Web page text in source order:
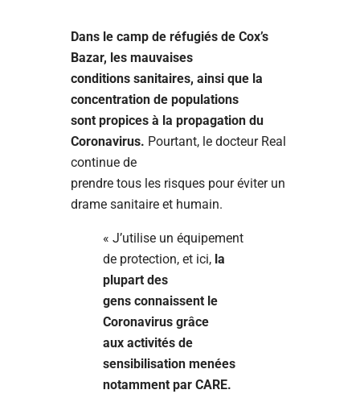
Dans le camp de réfugiés de Cox’s
Bazar, les mauvaises
conditions sanitaires, ainsi que la
concentration de populations
sont propices à la propagation du
Coronavirus. Pourtant, le docteur Real
continue de
prendre tous les risques pour éviter un
drame sanitaire et humain.
« J’utilise un équipement
de protection, et ici, la
plupart des
gens connaissent le
Coronavirus grâce
aux activités de
sensibilisation menées
notamment par CARE.